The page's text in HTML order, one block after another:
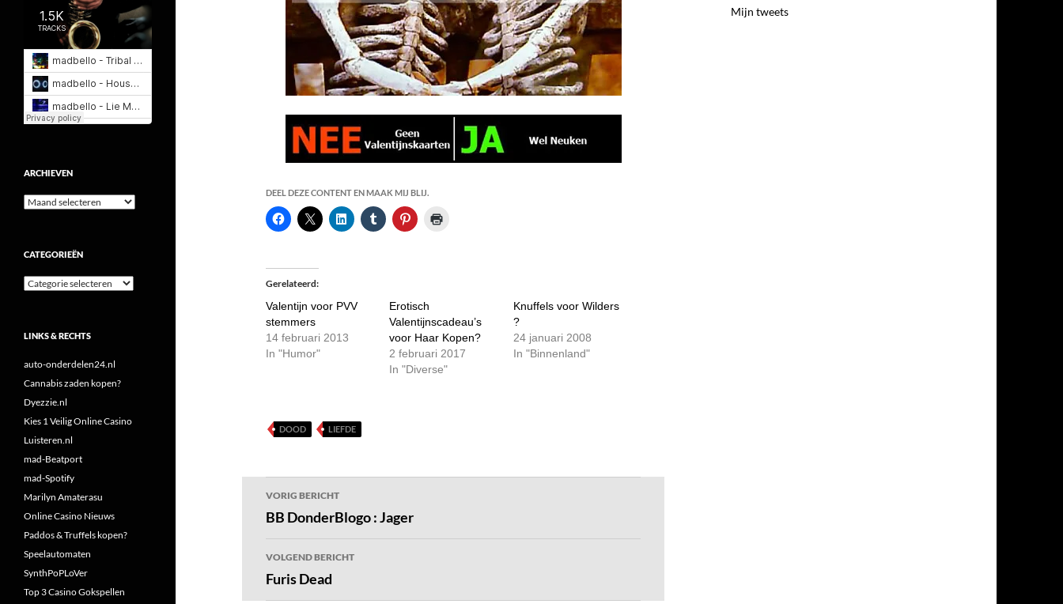
DEEL DEZE CONTENT EN MAAK MIJ BLIJ.
Gerelateerd
Valentijn voor PVV
stemmers
14 februari 2013
In "Humor"
Erotisch
Valentijnscadeau’s
voor Haar Kopen?
2 februari 2017
In "Diverse"
Knuffels voor Wilders
?
24 januari 2008
In "Binnenland"
DOOD LIEFDE
Bericht
navigatie
VORIG BERICHT
BB DonderBlogo : Jager
VOLGEND BERICHT
Furis Dead
Mijn tweets
ARCHIEVEN
Archieven
CATEGORIEËN
Categorieën
LINKS & RECHTS
auto-onderdelen24.nl
Cannabis zaden kopen?
Dyezzie.nl
Kies 1 Veilig Online Casino
Luisteren.nl
mad-Beatport
mad-Spotify
Marilyn Amaterasu
Online Casino Nieuws
Paddos & Truffels kopen?
Speelautomaten
SynthPoPLoVer
Top 3 Casino Gokspellen